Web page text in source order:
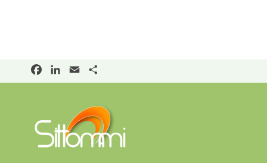
FacebookLinkedIn
Email